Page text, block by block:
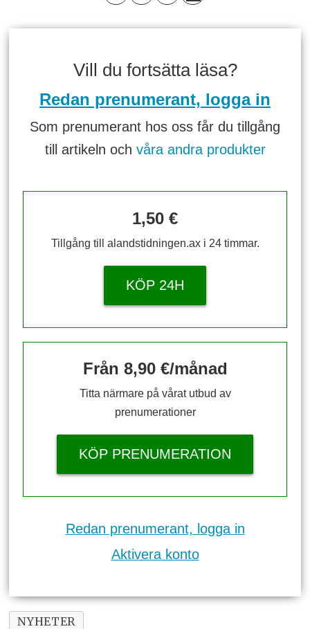
Vill du fortsätta läsa?
Redan prenumerant, logga in
Som prenumerant hos oss får du tillgång
till artikeln och våra andra produkter
1,50 €
Tillgång till alandstidningen.ax i 24 timmar.
KÖP 24H
Från 8,90 €/månad
Titta närmare på vårat utbud av
prenumerationer
KÖP PRENUMERATION
Redan prenumerant, logga in
Aktivera konto
NYHETER